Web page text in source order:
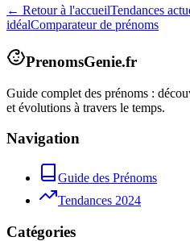
← Retour à l'accueilTendances
idéalComparateur de prénoms
PrenomsGenie.fr
Guide complet des prénoms :
et évolutions à travers le temps.
Navigation
Guide des Prénoms
Tendances 2024
Catégories